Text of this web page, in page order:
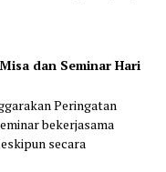
dan Seminar Hari
Peringatan
bekerjasama
secara